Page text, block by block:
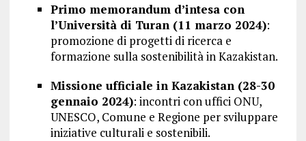
Primo memorandum d’intesa con
l’Università di Turan (11 marzo 2024):
promozione di progetti di ricerca e
formazione sulla sostenibilità in Kazakistan.
Missione ufficiale in Kazakistan (28-30
gennaio 2024): incontri con uffici ONU,
UNESCO, Comune e Regione per sviluppare
iniziative culturali e sostenibili.